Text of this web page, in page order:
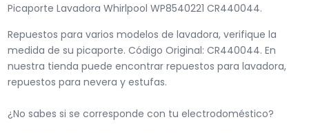
Picaporte Lavadora Whirlpool WP8540221 CR440044.
Repuestos para varios modelos de lavadora, verifique la
medida de su picaporte. Código Original: CR440044. En
nuestra tienda puede encontrar repuestos para lavadora,
repuestos para nevera y estufas.
¿No sabes si se corresponde con tu electrodoméstico?